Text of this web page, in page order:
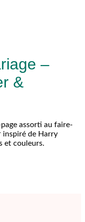
–
&
assorti au faire-
inspiré de Harry
et couleurs.